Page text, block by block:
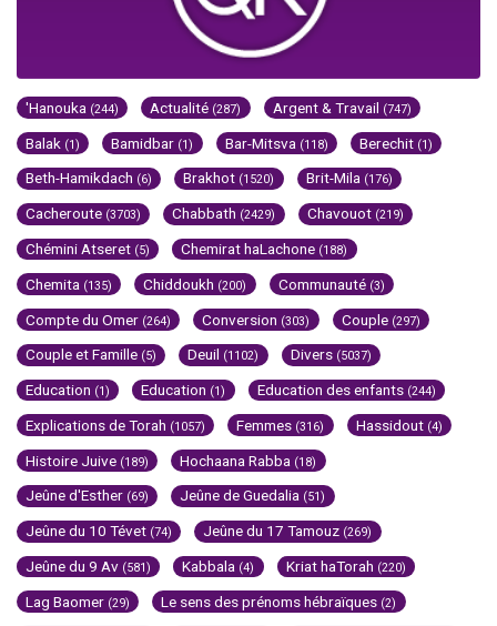
'Hanouka (244) Actualité (287) Argent & Travail (747)
Balak (1) Bamidbar (1) Bar-Mitsva (118) Berechit (1)
Beth-Hamikdach (6) Brakhot (1520) Brit-Mila (176)
Cacheroute (3703) Chabbath (2429) Chavouot (219)
Chémini Atseret (5) Chemirat haLachone (188)
Chemita (135) Chiddoukh (200) Communauté (3)
Compte du Omer (264) Conversion (303) Couple (297)
Couple et Famille (5) Deuil (1102) Divers (5037)
Education (1) Education (1) Education des enfants (244)
Explications de Torah (1057) Femmes (316) Hassidout (4)
Histoire Juive (189) Hochaana Rabba (18)
Jeûne d'Esther (69) Jeûne de Guedalia (51)
Jeûne du 10 Tévet (74) Jeûne du 17 Tamouz (269)
Jeûne du 9 Av (581) Kabbala (4) Kriat haTorah (220)
Lag Baomer (29) Le sens des prénoms hébraïques (2)